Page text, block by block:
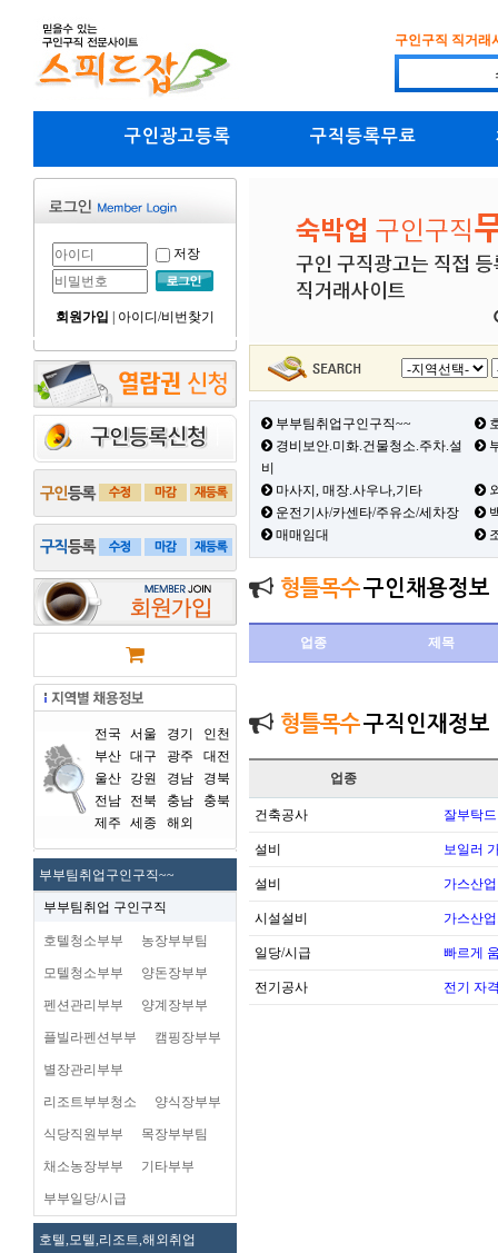
구인구직 직거래
구인광고등록 구직등록무료
저장
회원가입 아이디/비번찾기
전국 서울 경기
인천
부산 대구 광주
대전
울산
강원 경남
경북
전남
전북 충남
충북
제주
세종 해외
부부팀취업구인구직~~
부부팀취업 구인구직
호텔청소부부 농장부부팀
모텔청소부부 양돈장부부
펜션관리부부 양계장부부
플빌라펜션부부 캠핑장부부
별장관리부부
리조트부부청소 양식장부부
식당직원부부 목장부부팀
채소농장부부 기타부부
부부일당/시급
호텔,모텔,리조트,해외취업
부부팀취업구인구직~~
경비보안.미화.건물청소.주차.설
비
마사지, 매장.사우나,기타
운전기사/카센타/주유소/세차장
매매임대
형틀목수구인채용정보
업종 제목
형틀목수구직인재정보
업종
건축공사 잘부탁
설비 보일러
설비 가스산
시설설비 가스산
일당/시급 빠르게
전기공사 전기 자